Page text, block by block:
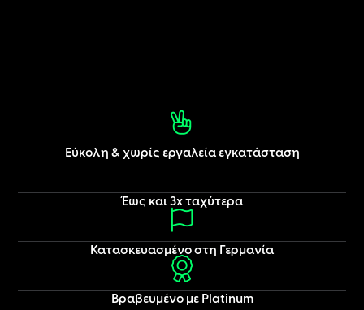
Εύκολη & χωρίς εργαλεία εγκατάσταση
Έως και 3x ταχύτερα
Κατασκευασμένο στη Γερμανία
Βραβευμένο με Platinum